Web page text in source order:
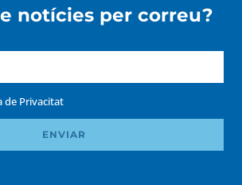
notícies per correu?
de Privacitat
ENVIAR